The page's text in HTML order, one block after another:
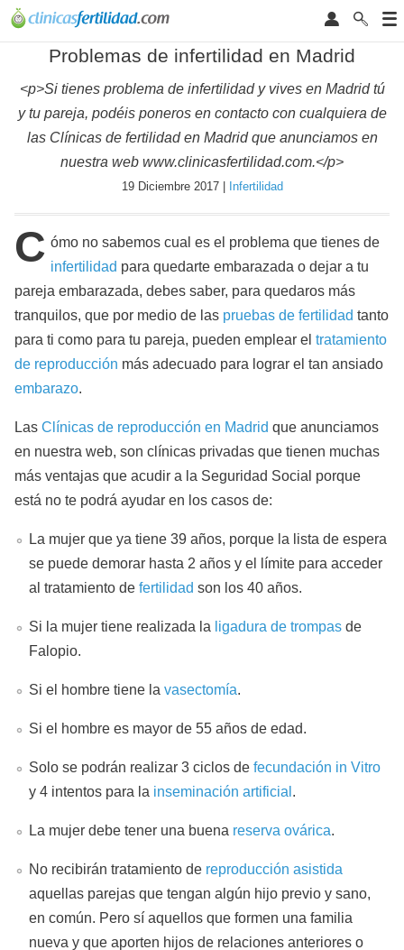
Problemas de infertilidad en Madrid
<p>Si tienes problema de infertilidad y vives en Madrid tú
y tu pareja, podéis poneros en contacto con cualquiera de
las Clínicas de fertilidad en Madrid que anunciamos en
nuestra web www.clinicasfertilidad.com.</p>
19 Diciembre 2017 | Infertilidad
C ómo no sabemos cual es el problema que tienes de
infertilidad para quedarte embarazada o dejar a tu
pareja embarazada, debes saber, para quedaros más
tranquilos, que por medio de las pruebas de fertilidad tanto
para ti como para tu pareja, pueden emplear el tratamiento
de reproducción más adecuado para lograr el tan ansiado
embarazo.
Las Clínicas de reproducción en Madrid que anunciamos
en nuestra web, son clínicas privadas que tienen muchas
más ventajas que acudir a la Seguridad Social porque
está no te podrá ayudar en los casos de:
La mujer que ya tiene 39 años, porque la lista de espera
se puede demorar hasta 2 años y el límite para acceder
al tratamiento de fertilidad son los 40 años.
Si la mujer tiene realizada la ligadura de trompas de
Falopio.
Si el hombre tiene la vasectomía.
Si el hombre es mayor de 55 años de edad.
Solo se podrán realizar 3 ciclos de fecundación in Vitro
y 4 intentos para la inseminación artificial .
La mujer debe tener una buena reserva ovárica.
No recibirán tratamiento de reproducción asistida
aquellas parejas que tengan algún hijo previo y sano,
en común. Pero sí aquellos que formen una familia
nueva y que aporten hijos de relaciones anteriores o